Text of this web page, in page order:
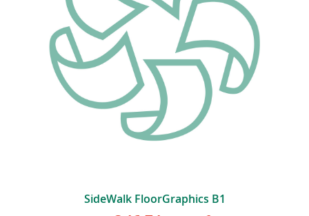
SideWalk FloorGraphics B1